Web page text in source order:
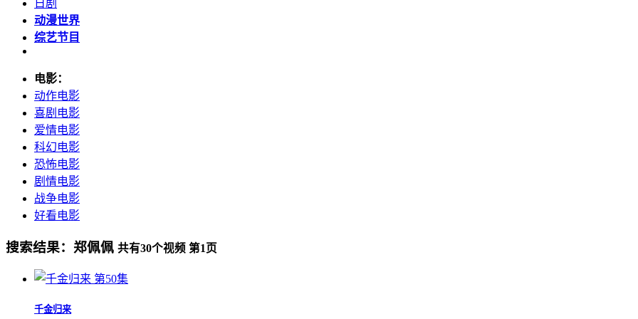
日剧
动漫世界
综艺节目
电影：
动作电影
喜剧电影
爱情电影
科幻电影
恐怖电影
剧情电影
战争电影
好看电影
搜索结果： 郑佩佩 共有30个视频 第1 页
第50集
千金归来